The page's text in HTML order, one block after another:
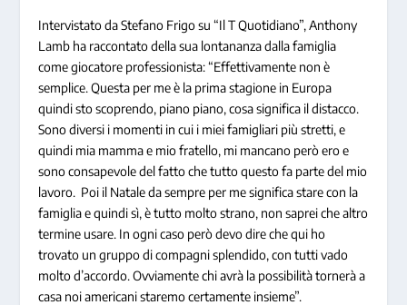
Intervistato da Stefano Frigo su “Il T Quotidiano”, Anthony
Lamb ha raccontato della sua lontananza dalla famiglia
come giocatore professionista: “Effettivamente non è
semplice. Questa per me è la prima stagione in Europa
quindi sto scoprendo, piano piano, cosa significa il distacco.
Sono diversi i momenti in cui i miei famigliari più stretti, e
quindi mia mamma e mio fratello, mi mancano però ero e
sono consapevole del fatto che tutto questo fa parte del mio
lavoro. Poi il Natale da sempre per me significa stare con la
famiglia e quindi sì, è tutto molto strano, non saprei che altro
termine usare. In ogni caso però devo dire che qui ho
trovato un gruppo di compagni splendido, con tutti vado
molto d’accordo. Ovviamente chi avrà la possibilità tornerà a
casa noi americani staremo certamente insieme”.